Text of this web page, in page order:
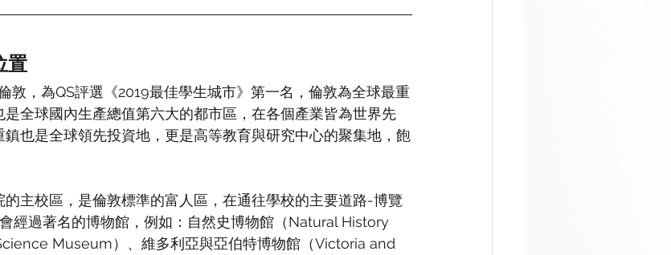
置
敦，為QS評選《2019最佳學生城市》第一名，倫敦為全球最重
全球國內生產總值第六大的都市區，在各個產業皆為世界先
也是全球領先投資地，更是高等教育與研究中心的聚集地，飽
主校區，是倫敦標準的富人區，在通往學校的主要道路-博覽
經過著名的博物館，例如：自然史博物館（Natural History
Museum）、維多利亞與亞伯特博物館（Victoria and